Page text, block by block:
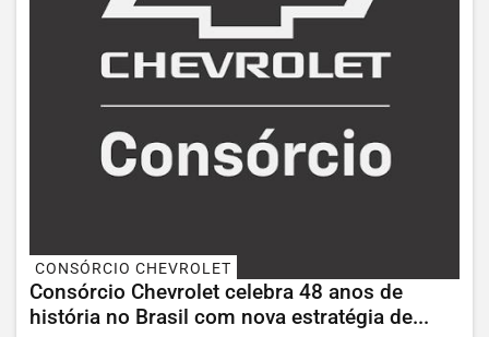
CONSÓRCIO CHEVROLET
Consórcio Chevrolet celebra 48 anos de
história no Brasil com nova estratégia de...